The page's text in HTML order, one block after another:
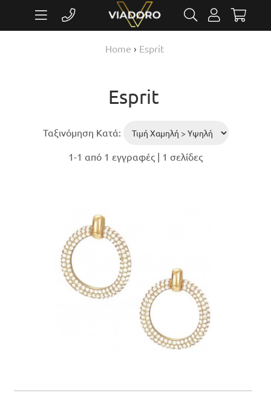
Home › Esprit
Esprit
Ταξινόμηση Κατά:
1-1 από 1 εγγραφές | 1 σελίδες